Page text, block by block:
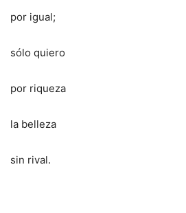
por igual;
sólo quiero
por riqueza
la belleza
sin rival.